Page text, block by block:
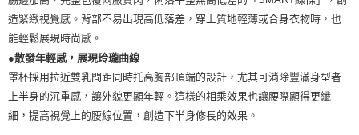
造緊緻視覺感。背部不易出現高低落差，穿上質地輕薄或合身衣物時，也
能輕鬆展現時尚感。
●散發年輕感，展現玲瓏曲線
罩杯採用拉近雙乳間距同時托高胸部頂端的設計，尤其可消除豐滿身型者
上半身的沉重感，讓外貌更顯年輕。這樣的相乘效果也讓腰際顯得更纖
細，提高視覺上的腰線位置，創造下半身修長的效果。